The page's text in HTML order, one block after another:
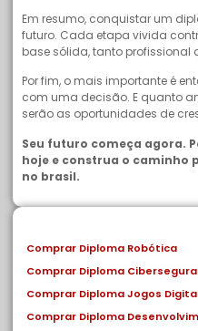
Em resumo, conquistar um
futuro. Cada etapa vivida
base sólida, tanto profissional
Por fim, o mais importante é
com uma decisão. E quanto
serão as oportunidades de
Seu futuro começa agora.
hoje e construa o caminho
no brasil.
Comprar Diploma Robótica
Comprar Diploma
Comprar Diploma Jogos
Comprar Diploma